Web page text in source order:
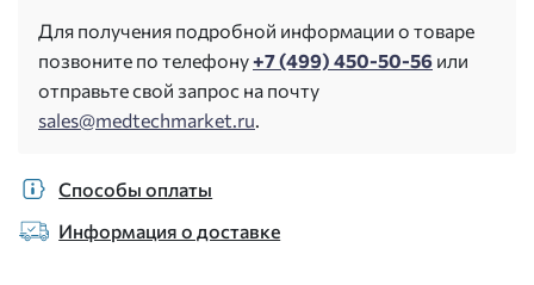
Для получения подробной информации о товаре
позвоните по телефону+7 (499) 450-50-56 или
отправьте свой запрос на почту
sales@medtechmarket.ru.
Способы оплаты
Информация о доставке